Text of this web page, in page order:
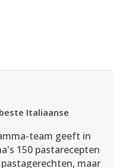
Italiaanse
team geeft in
150 pastarecepten
maar